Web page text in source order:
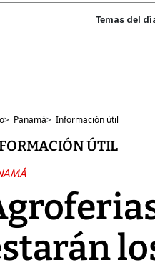
> Panamá> Información útil
ÚTIL